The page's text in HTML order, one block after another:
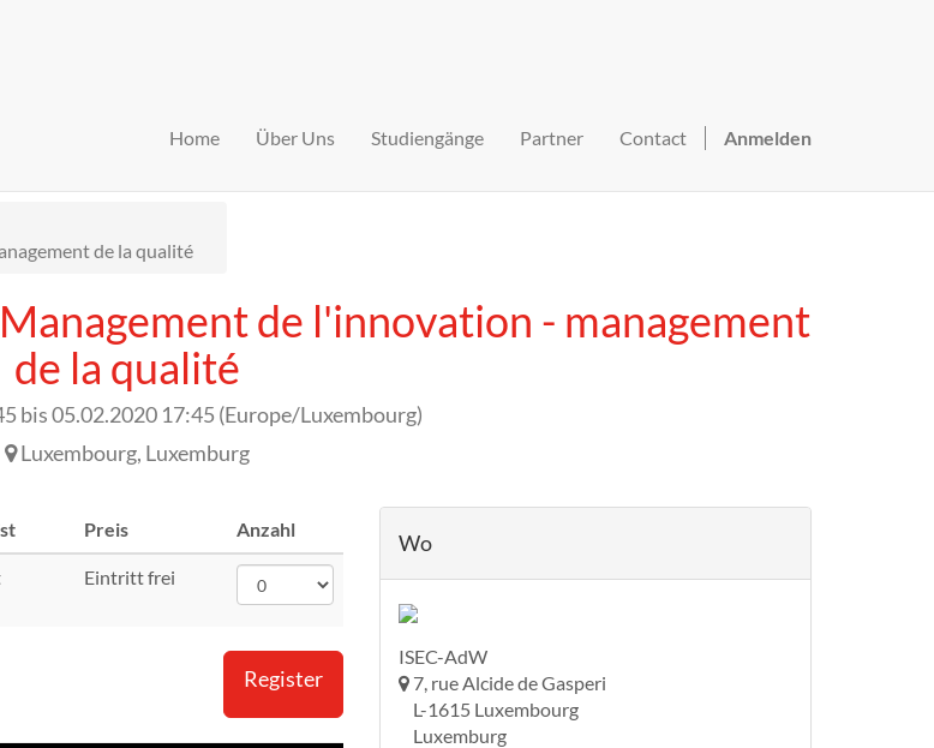
Home Über Uns Studiengänge Partner Contact Anmelden
de la qualité
de l'innovation - management
de la qualité
bis05.02.2020 17:45(Europe/Luxembourg)
Luxembourg, Luxemburg
Preis Anzahl
Eintritt frei
Register
Wo
ISEC-AdW
7, rue Alcide de Gasperi
L-1615 Luxembourg
Luxemburg